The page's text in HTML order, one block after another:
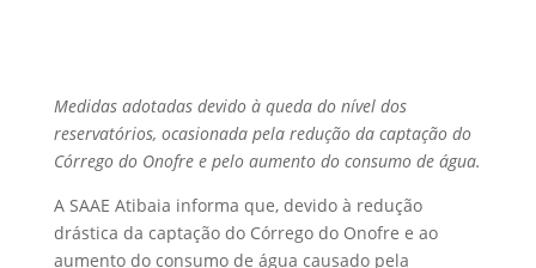
Medidas adotadas devido à queda do nível dos
reservatórios, ocasionada pela redução da captação do
Córrego do Onofre e pelo aumento do consumo de água.
A SAAE Atibaia informa que, devido à redução
drástica da captação do Córrego do Onofre e ao
aumento do consumo de água causado pela